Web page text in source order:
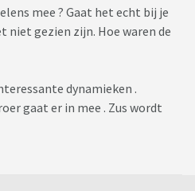
mee ? Gaat het echt bij je
niet gezien zijn. Hoe waren de
dynamieken .
gaat er in mee . Zus wordt